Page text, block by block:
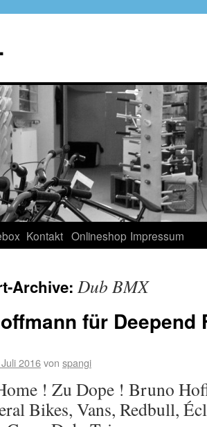
Kontakt Onlineshop Impressum
Archive: Dub BMX
für Deepend
2016von spangi
! Zu Dope ! Bruno
Bikes, Vans, Redbull,